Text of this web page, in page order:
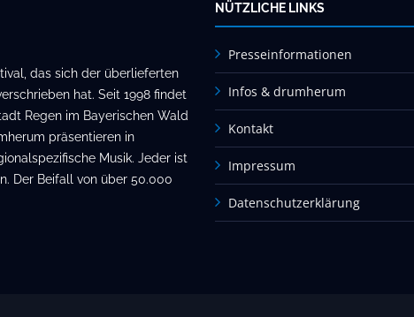
das sich der überlieferten
hat. Seit 1998 findet
Regen im Bayerischen Wald
präsentieren in
Musik. Jeder ist
Der Beifall von über 50.000
NÜTZLICHE LINKS
Presseinformationen
Infos & drumherum
Kontakt
Impressum
Datenschutzerklärung